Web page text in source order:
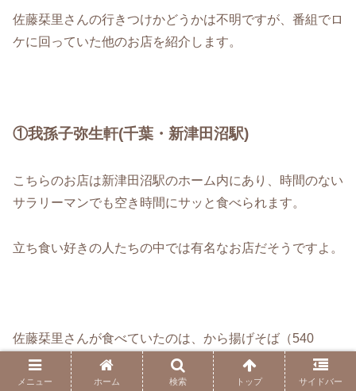
佐藤栞里さんの行きつけかどうかは不明ですが、番組でロ
ケに回っていた他のお店を紹介します。
①我孫子弥生軒(千葉・新津田沼駅)
こちらのお店は新津田沼駅のホーム内にあり、時間のない
サラリーマンでも空き時間にサッと食べられます。
立ち食い好きの人たちの中では有名なお店だそうですよ。
佐藤栞里さんが食べていたのは、から揚げそば（540
円）。
メニュー ホーム 検索 トップ サイドバー